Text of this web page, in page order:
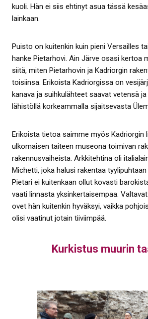
kuoli. Hän ei siis ehtinyt asua tässä
lainkaan.
Puisto on kuitenkin kuin pieni Versailles
hanke Pietarhovi. Ain Järve osasi kertoa
siitä, miten Pietarhovin ja Kadriorgin
toisiinsa. Erikoista Kadriorgissa on
kanava ja suihkulähteet saavat vetensä
lähistöllä korkeammalla sijaitsevasta
Erikoista tietoa saimme myös Kadriorgin
ulkomaisen taiteen museona toimivan
rakennusvaiheista. Arkkitehtina oli
Michetti, joka halusi rakentaa tyylipuhtaan
Pietari ei kuitenkaan ollut kovasti
vaati linnasta yksinkertaisempaa.
ovet hän kuitenkin hyväksyi, vaikka
olisi vaatinut jotain tiiviimpää.
Kurkistus muurin